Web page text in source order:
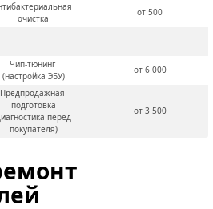
очистка
от 500
Чип-тюнинг
(настройка ЭБУ)
от 6 000
Предпродажная
подготовка
перед
покупателя)
от 3 500